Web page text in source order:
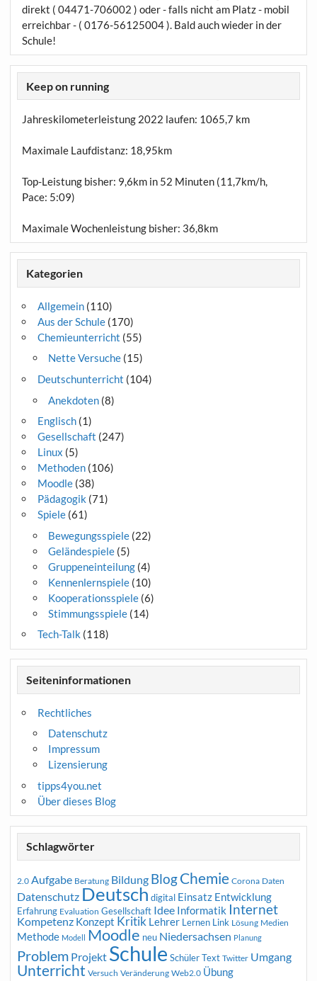
direkt ( 04471-706002 ) oder - falls nicht am Platz - mobil
erreichbar - ( 0176-56125004 ). Bald auch wieder in der
Schule!
Keep on running
Jahreskilometerleistung 2022 laufen: 1065,7 km
Maximale Laufdistanz: 18,95km
Top-Leistung bisher: 9,6km in 52 Minuten (11,7km/h,
Pace: 5:09)
Maximale Wochenleistung bisher: 36,8km
Kategorien
Allgemein(110)
Aus der Schule(170)
Chemieunterricht (55)
Nette Versuche(15)
Deutschunterricht (104)
Anekdoten(8)
Englisch(1)
Gesellschaft (247)
Linux (5)
Methoden(106)
Moodle(38)
Pädagogik (71)
Spiele(61)
Bewegungsspiele(22)
Geländespiele(5)
Gruppeneinteilung(4)
Kennenlernspiele(10)
Kooperationsspiele(6)
Stimmungsspiele(14)
Tech-Talk (118)
Seiteninformationen
Rechtliches
Datenschutz
Impressum
Lizensierung
tipps4you.net
Über dieses Blog
Schlagwörter
2.0 Aufgabe Beratung Bildung BlogChemie Corona Daten
Datenschutz Deutsch digital Einsatz Entwicklung
Erfahrung Evaluation Gesellschaft Idee Informatik Internet
Kompetenz Konzept Kritik Lehrer Lernen Link Lösung Medien
Methode Modell Moodle neu Niedersachsen Planung
Problem Projekt Schule Schüler Text Twitter Umgang
Unterricht Versuch Veränderung Web2.0 Übung